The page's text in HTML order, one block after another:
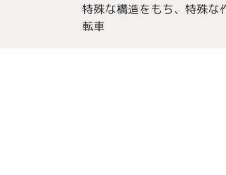
特殊な構造をもち、特殊な
転車